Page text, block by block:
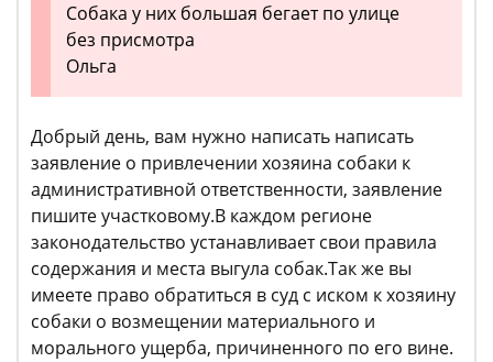
Собака у них большая бегает по улице
без присмотра
Ольга
Добрый день, вам нужно написать написать
заявление о привлечении хозяина собаки к
административной ответственности, заявление
пишите участковому.В каждом регионе
законодательство устанавливает свои правила
содержания и места выгула собак.Так же вы
имеете право обратиться в суд с иском к хозяину
собаки о возмещении материального и
морального ущерба, причиненного по его вине.